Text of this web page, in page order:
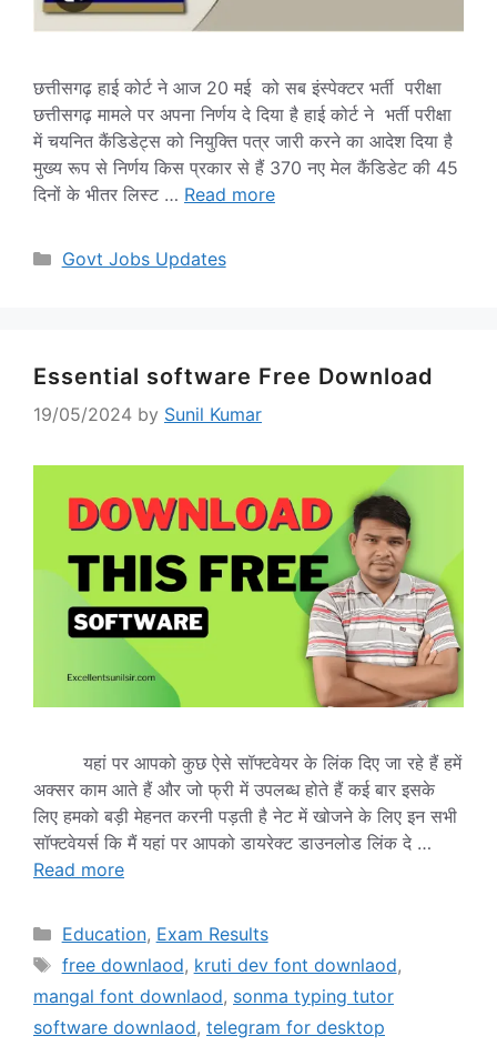
छत्तीसगढ़ हाई कोर्ट ने आज 20 मई को सब इंस्पेक्टर भर्ती परीक्षा
छत्तीसगढ़ मामले पर अपना निर्णय दे दिया है हाई कोर्ट ने भर्ती परीक्षा
में चयनित कैंडिडेट्स को नियुक्ति पत्र जारी करने का आदेश दिया है
मुख्य रूप से निर्णय किस प्रकार से हैं 370 नए मेल कैंडिडेट की 45
दिनों के भीतर लिस्ट … Read more
Categories
Govt Jobs Updates
Essential software Free Download
19/05/2024 by Sunil Kumar
यहां पर आपको कुछ ऐसे सॉफ्टवेयर के लिंक दिए जा रहे हैं हमें
अक्सर काम आते हैं और जो फ्री में उपलब्ध होते हैं कई बार इसके
लिए हमको बड़ी मेहनत करनी पड़ती है नेट में खोजने के लिए इन सभी
सॉफ्टवेयर्स कि मैं यहां पर आपको डायरेक्ट डाउनलोड लिंक दे …
Read more
Categories
Education, Exam Results
Tags
free downlaod, kruti dev font downlaod,
mangal font downlaod, sonma typing tutor
software downlaod, telegram for desktop